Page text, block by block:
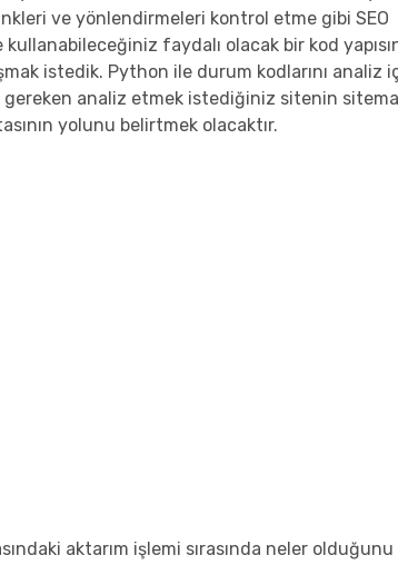
ve yönlendirmeleri kontrol etme gibi SEO
faydalı olacak bir kod
istedik. Python ile durum kodlarını analiz
gereken analiz etmek istediğiniz sitenin
yolunu belirtmek olacaktır.
aktarım işlemi sırasında neler olduğunu